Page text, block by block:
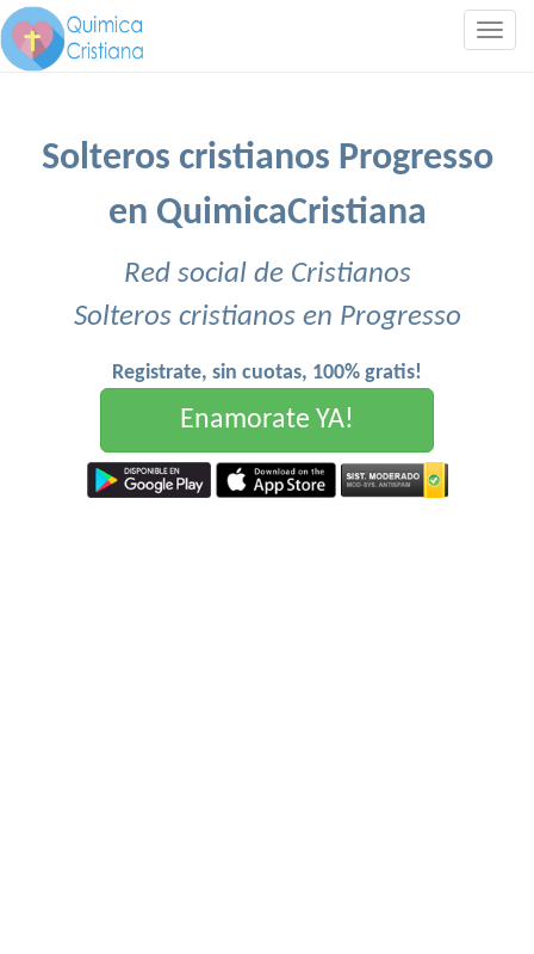
Solteros cristianos Progresso
en QuimicaCristiana
Red social de Cristianos
Solteros cristianos en Progresso
Registrate, sin cuotas, 100% gratis!
Enamorate YA!